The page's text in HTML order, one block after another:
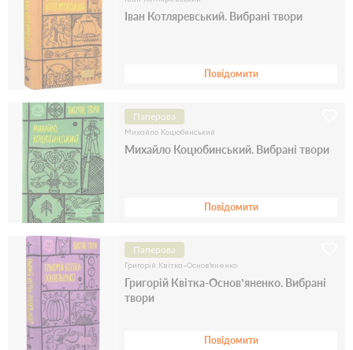
Іван Котляревський. Вибрані твори
Повідомити
Паперова
Михайло Коцюбинський
Михайло Коцюбинський. Вибрані твори
Повідомити
Паперова
Григорій Квітка-Основ'яненко
Григорій Квітка-Основ’яненко. Вибрані
твори
Повідомити